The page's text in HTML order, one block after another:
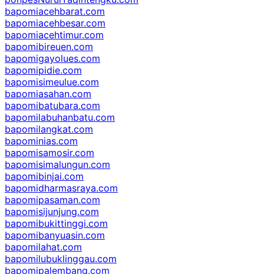
bapomiacehbarat.com
bapomiacehbesar.com
bapomiacehtimur.com
bapomibireuen.com
bapomigayolues.com
bapomipidie.com
bapomisimeulue.com
bapomiasahan.com
bapomibatubara.com
bapomilabuhanbatu.com
bapomilangkat.com
bapominias.com
bapomisamosir.com
bapomisimalungun.com
bapomibinjai.com
bapomidharmasraya.com
bapomipasaman.com
bapomisijunjung.com
bapomibukittinggi.com
bapomibanyuasin.com
bapomilahat.com
bapomilubuklinggau.com
bapomipalembang.com